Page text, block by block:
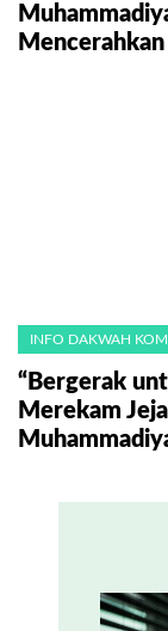
Mencerahkan
INFO DAKWAH
“Bergerak
Merekam